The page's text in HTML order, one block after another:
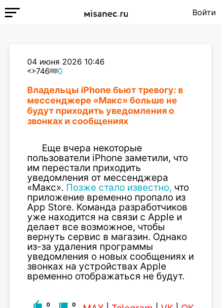
Войти
04 июня 2026 10:46
746
0
Владельцы iPhone бьют тревогу: в
мессенджере «Макс» больше не
будут приходить уведомления о
звонках и сообщениях
Еще вчера некоторые
пользователи iPhone заметили, что
им перестали приходить
уведомления от мессенджера
«Макс». Позже стало известно, что
приложение временно пропало из
App Store. Команда разработчиков
уже находится на связи с Apple и
делает все возможное, чтобы
вернуть сервис в магазин. Однако
из-за удаления программы
уведомления о новых сообщениях и
звонках на устройствах Apple
временно отображаться не будут.
0 0